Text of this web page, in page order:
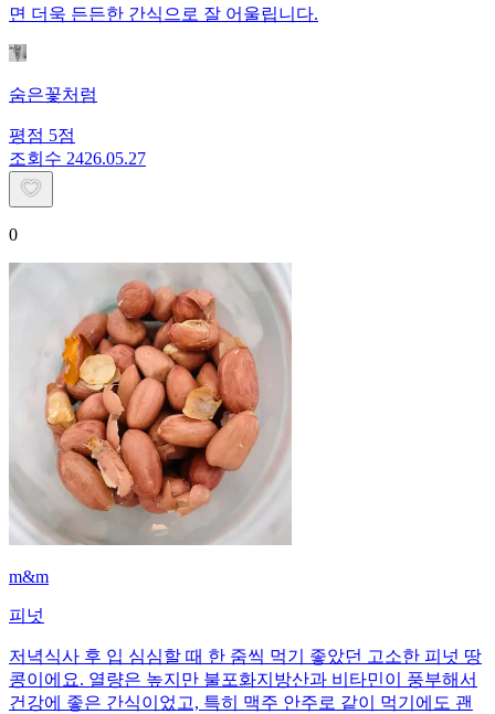
면 더욱 든든한 간식으로 잘 어울립니다.
숨은꽃처럼
평점 5점
조회수 2426.05.27
0
m&m
피넛
저녁식사 후 입 심심할 때 한 줌씩 먹기 좋았던 고소한 피넛 땅
콩이에요. 열량은 높지만 불포화지방산과 비타민이 풍부해서
건강에 좋은 간식이었고, 특히 맥주 안주로 같이 먹기에도 괜